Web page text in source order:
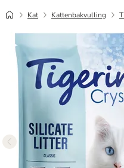
Kat Kattenbakvulling